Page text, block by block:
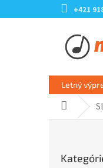
na
+421
Letný
Domov
kategórie